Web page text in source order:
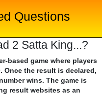
Questions
2 Satta King...?
based game where players
Once the result is declared,
wins. The game is
result websites as an